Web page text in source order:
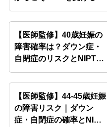
【医師監修】40歳妊娠の
障害確率は？ダウン症・
自閉症のリスクとNIPT…
【医師監修】44-45歳妊娠
の障害リスク｜ダウン
症・自閉症の確率とNI…